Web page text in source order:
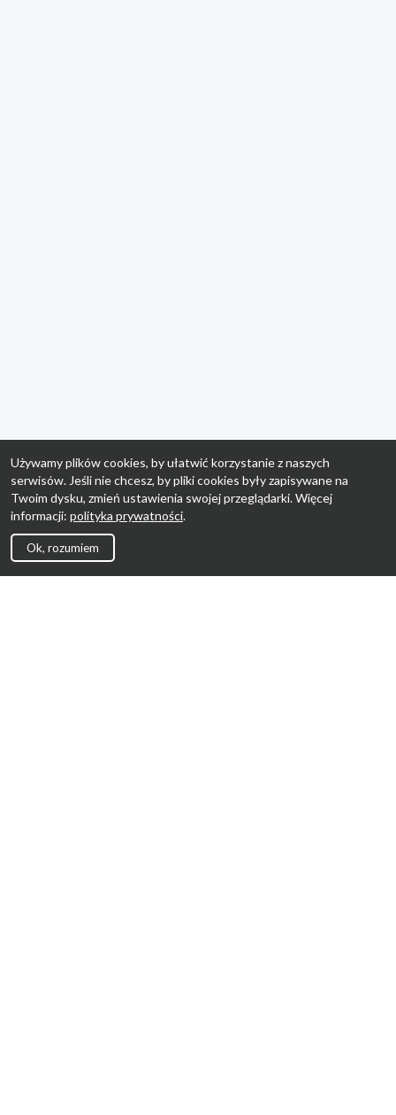
Używamy plików cookies, by ułatwić korzystanie z naszych
serwisów. Jeśli nie chcesz, by pliki cookies były zapisywane na
Twoim dysku, zmień ustawienia swojej przeglądarki. Więcej
informacji: polityka prywatności.
Ok, rozumiem